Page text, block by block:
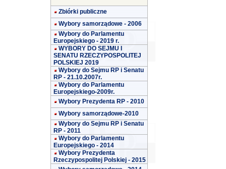
Zbiórki publiczne
Wybory samorządowe - 2006
Wybory do Parlamentu
Europejskiego - 2019 r.
WYBORY DO SEJMU I
SENATU RZECZYPOSPOLITEJ
POLSKIEJ 2019
Wybory do Sejmu RP i Senatu
RP - 21.10.2007r.
Wybory do Parlamentu
Europejskiego-2009r.
Wybory Prezydenta RP - 2010
Wybory samorządowe-2010
Wybory do Sejmu RP i Senatu
RP - 2011
Wybory do Parlamentu
Europejskiego - 2014
Wybory Prezydenta
Rzeczypospolitej Polskiej - 2015